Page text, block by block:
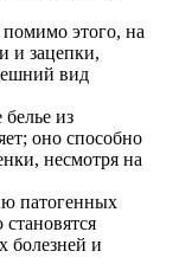
этого, на
и зацепки,
вид
белье из
оно способно
несмотря на
патогенных
болезней и